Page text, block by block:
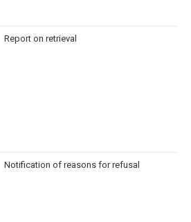
Report on retrieval
Notification of reasons for refusal